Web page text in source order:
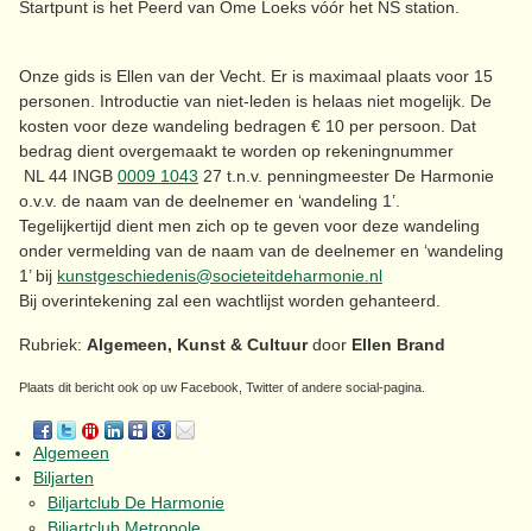
Startpunt is het Peerd van Ome Loeks vóór het NS station.
Onze gids is Ellen van der Vecht. Er is maximaal plaats voor 15
personen. Introductie van niet-leden is helaas niet mogelijk. De
kosten voor deze wandeling bedragen € 10 per persoon. Dat
bedrag dient overgemaakt te worden op rekeningnummer
NL 44 INGB 0009 1043 27 t.n.v. penningmeester De Harmonie
o.v.v. de naam van de deelnemer en ‘wandeling 1’.
Tegelijkertijd dient men zich op te geven voor deze wandeling
onder vermelding van de naam van de deelnemer en ‘wandeling
1’ bij kunstgeschiedenis@societeitdeharmonie.nl
Bij overintekening zal een wachtlijst worden gehanteerd.
Rubriek: Algemeen, Kunst & Cultuurdoor Ellen Brand
Plaats dit bericht ook op uw Facebook, Twitter of andere social-pagina.
Algemeen
Biljarten
Biljartclub De Harmonie